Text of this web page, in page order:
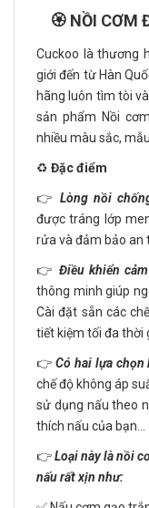
🏵️ NỒI CƠM
Cuckoo là thương
giới đến từ Hàn
hãng luôn tìm tòi
sản phẩm Nồi
nhiều màu sắc,
♻️ Đặc điểm
👉Lòng nồi
được tráng lớp
rửa và đảm bảo an
👉 Điều khiển
thông minh giúp
Cài đặt sẵn các
tiết kiệm tối đa thời
👉Có hai lựa
chế độ không áp
sử dụng nấu theo
thích nấu của bạn…
👉Loại này là nồi
nấu rất xịn như: